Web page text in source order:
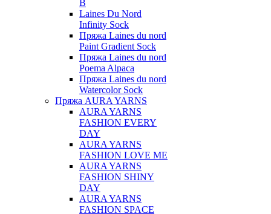
B
Laines Du Nord
Infinity Sock
Пряжа Laines du nord
Paint Gradient Sock
Пряжа Laines du nord
Poema Alpaca
Пряжа Laines du nord
Watercolor Sock
Пряжа AURA YARNS
AURA YARNS
FASHION EVERY
DAY
AURA YARNS
FASHION LOVE ME
AURA YARNS
FASHION SHINY
DAY
AURA YARNS
FASHION SPACE